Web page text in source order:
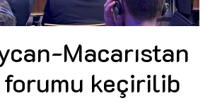
Macarıstan
keçirilib